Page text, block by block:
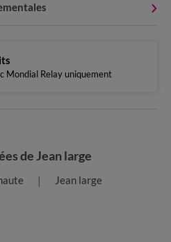
Mondial Relay uniquement
de Jean large
Jean large